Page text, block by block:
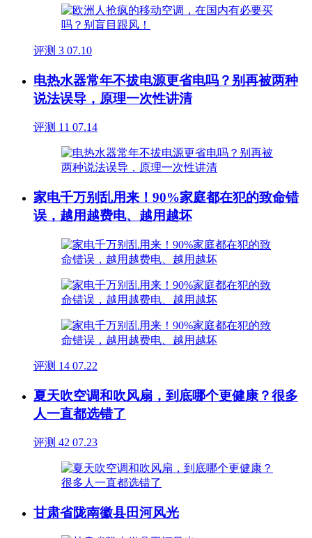
评测 3 07.10
电热水器常年不拔电源更省电吗？别再被两种
说法误导，原理一次性讲清
评测 11 07.14
家电千万别乱用来！90%家庭都在犯的致命错
误，越用越费电、越用越坏
评测 14 07.22
夏天吹空调和吹风扇，到底哪个更健康？很多
人一直都选错了
评测 42 07.23
甘肃省陇南徽县田河风光